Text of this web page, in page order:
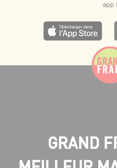
app !
GRAND